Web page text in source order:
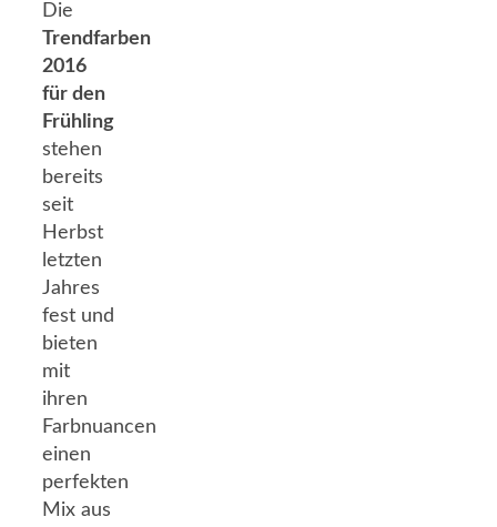
Die
Trendfarben
2016
für den
Frühling
stehen
bereits
seit
Herbst
letzten
Jahres
fest und
bieten
mit
ihren
Farbnuancen
einen
perfekten
Mix aus